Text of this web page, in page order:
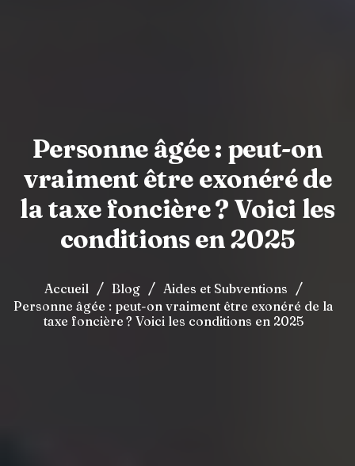
Personne âgée : peut-on
vraiment être exonéré de
la taxe foncière ? Voici les
conditions en 2025
Accueil / Blog / Aides et Subventions /
Personne âgée : peut-on vraiment être exonéré de la
taxe foncière ? Voici les conditions en 2025